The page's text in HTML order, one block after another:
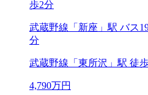
歩2分
武蔵野線「新座」駅 バス
分
武蔵野線「東所沢」駅 徒
4,790万円